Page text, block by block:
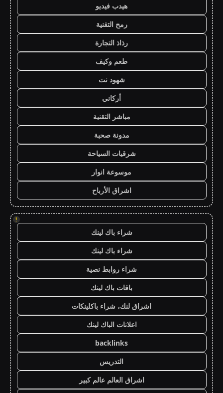
هيدب فيديو
رمح التقنية
رذاذ التجارة
طعم وكيف
شهود نت
أركاني
مباشر التقنية
مدونة صحبة
شرقيات السياحة
موسوعة انوار
اشراق الأرباح
!
شراء باك لينك
شراء باك لينك
شراء روابط نصية
باقات باك لينك
اشراق لنك، شراء باكلينكات
اعلانات الباك لينك
backlinks
التدريس
اشراق العالم عالم كبير